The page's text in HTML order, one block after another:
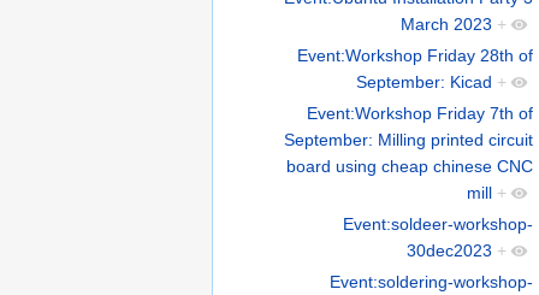
March 2023 +
Event:Workshop Friday 28th of
September: Kicad +
Event:Workshop Friday 7th of
September: Milling printed circuit
board using cheap chinese CNC
mill +
Event:soldeer-workshop-
30dec2023 +
Event:soldering-workshop-